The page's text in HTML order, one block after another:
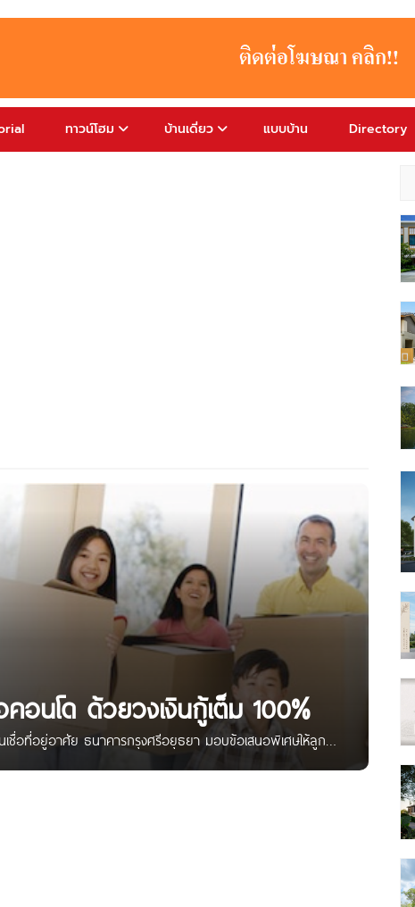
ทาวน์โฮม บ้านเดี่ยว แบบบ้าน Directory
อนโด ด้วยวงเงินกู้เต็ม 100%
อที่อยู่อาศัย ธนาคารกรุงศรีอยุธยา มอบข้อเสนอพิเศษให้ลูกค้า
นเชื่อบ้านกรุงศรี เพื่อซื้อคอนโดมิเนียม” ที่ให้วงเงินกู้สูงสุด 100%